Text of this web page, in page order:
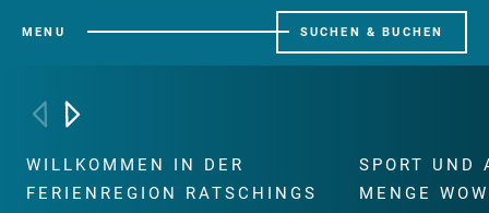
MENU SUCHEN & BUCHEN
WILLKOMMEN IN DER
FERIENREGION RATSCHINGS
SPORT UND
MENGE